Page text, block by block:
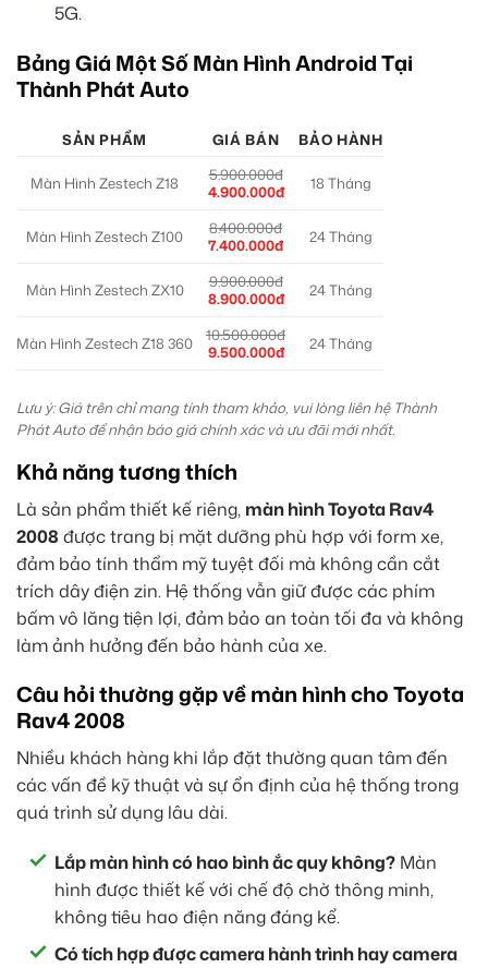
5G.
Bảng Giá Một Số Màn Hình Android Tại
Thành Phát Auto
SẢN PHẨM GIÁ BÁN BẢO HÀNH
Màn Hình Zestech Z18
5.900.000đ
4.900.000đ
18 Tháng
Màn Hình Zestech Z100
8.400.000đ
7.400.000đ
24 Tháng
Màn Hình Zestech ZX10
9.900.000đ
8.900.000đ
24 Tháng
Màn Hình Zestech Z18 360
10.500.000đ
9.500.000đ
24 Tháng
Lưu ý: Giá trên chỉ mang tính tham khảo, vui lòng liên hệ Thành
Phát Auto để nhận báo giá chính xác và ưu đãi mới nhất.
Khả năng tương thích
Là sản phẩm thiết kế riêng, màn hình Toyota Rav4
2008được trang bị mặt dưỡng phù hợp với form xe,
đảm bảo tính thẩm mỹ tuyệt đối mà không cần cắt
trích dây điện zin. Hệ thống vẫn giữ được các phím
bấm vô lăng tiện lợi, đảm bảo an toàn tối đa và không
làm ảnh hưởng đến bảo hành của xe.
Câu hỏi thường gặp về màn hình cho Toyota
Rav4 2008
Nhiều khách hàng khi lắp đặt thường quan tâm đến
các vấn đề kỹ thuật và sự ổn định của hệ thống trong
quá trình sử dụng lâu dài.
Lắp màn hình có hao bình ắc quy không? Màn
hình được thiết kế với chế độ chờ thông minh,
không tiêu hao điện năng đáng kể.
Có tích hợp được camera hành trình hay camera